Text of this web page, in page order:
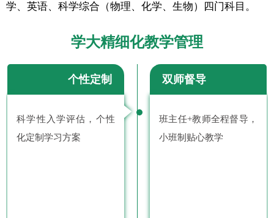
学、英语、科学综合（物理、化学、生物）四门科目。
学大精细化教学管理
个性定制
科学性入学评估，个性
化定制学习方案
双师督导
班主任+教师全程督导，
小班制贴心教学